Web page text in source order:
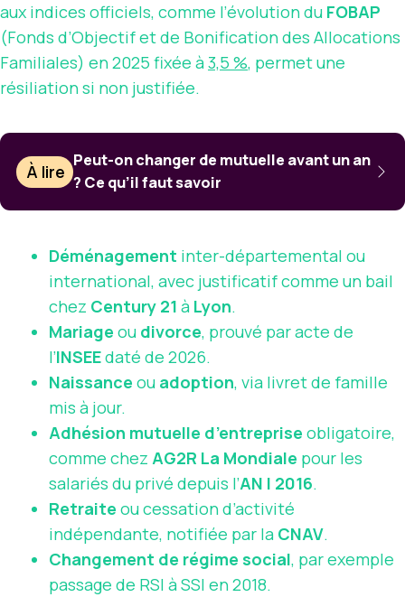
aux indices officiels, comme l’évolution du FOBAP
(Fonds d’Objectif et de Bonification des Allocations
Familiales) en 2025 fixée à3,5 %, permet une
résiliation si non justifiée.
À lire
Peut-on changer de mutuelle avant un an
? Ce qu’il faut savoir
Déménagement inter-départemental ou
international, avec justificatif comme un bail
chez Century 21 à Lyon.
Mariage ou divorce, prouvé par acte de
l’INSEEdaté de 2026.
Naissance ou adoption, via livret de famille
mis à jour.
Adhésion mutuelle d’entreprise obligatoire,
comme chez AG2R La Mondiale pour les
salariés du privé depuis l’AN I 2016.
Retraite ou cessation d’activité
indépendante, notifiée par la CNAV.
Changement de régime social, par exemple
passage de RSI à SSI en 2018.